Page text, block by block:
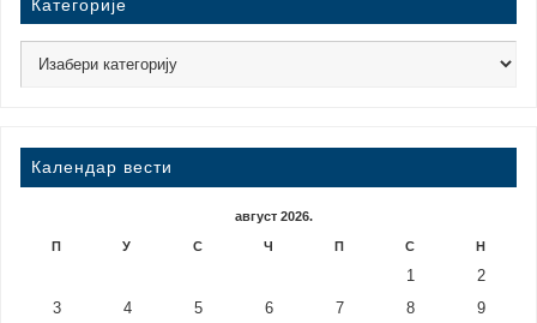
Категорије
Календар вести
август 2026.
П У С Ч П С Н
1
2
3
4 5 6 7 8
9